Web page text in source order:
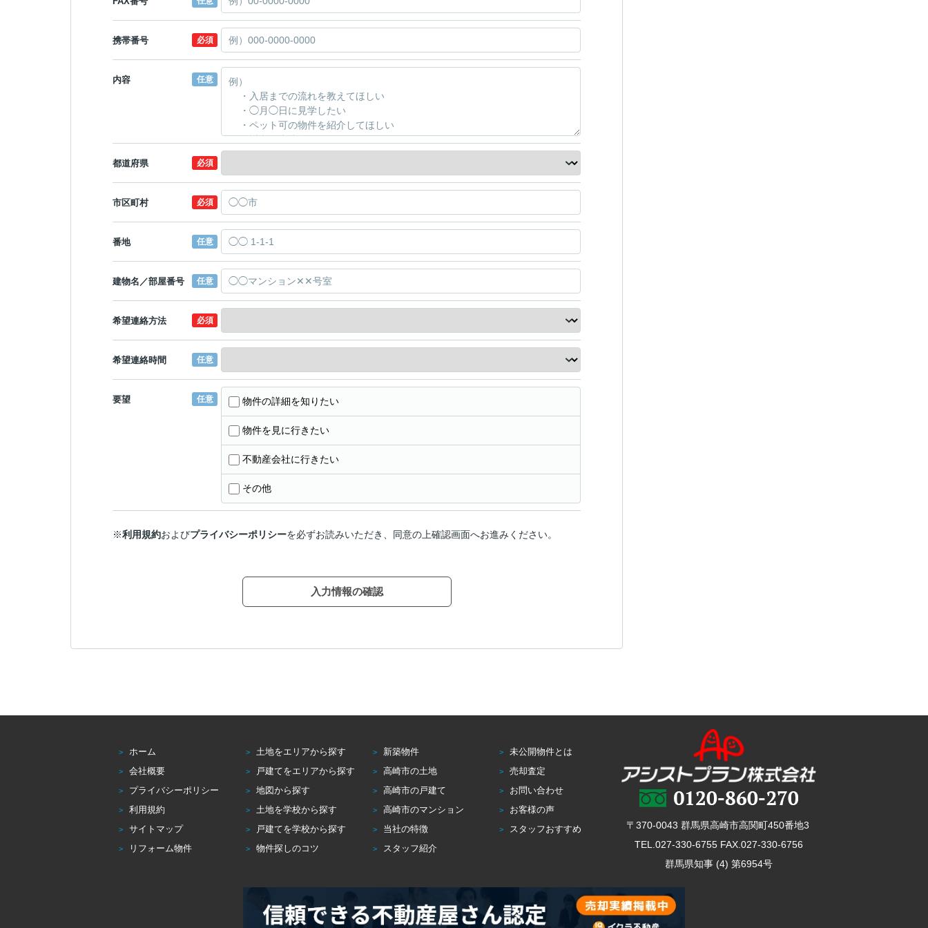
携帯番号 必須
内容 任意
都道府県 必須
市区町村 必須
番地 任意
建物名／部屋番号 任意
希望連絡方法 必須
希望連絡時間 任意
要望 任意 物件の詳細を知りたい
物件を見に行きたい
不動産会社に行きたい
その他
※利用規約およびプライバシーポリシーを必ずお読みいただき、同意の上確認画面へお進みください。
入力情報の確認
ホーム 土地をエリアから探す 新築物件
未公開物件とは
会社概要
戸建てをエリアから探す 高崎市の土地
売却査定
プライバシーポリシー
地図から探す 高崎市の戸建て
お問い合わせ
利用規約
土地を学校から探す 高崎市のマンション
お客様の声
サイトマップ
戸建てを学校から探す 当社の特徴
スタッフおすすめ
リフォーム物件
物件探しのコツ スタッフ紹介
〒370-0043 群馬県高崎市高関町450番地3
TEL.027-330-6755 FAX.027-330-6756
群馬県知事 (4) 第6954号